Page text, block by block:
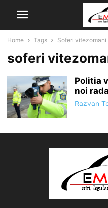
Home Tags Soferi vitezomani
soferi
Politia
noi
Razvan